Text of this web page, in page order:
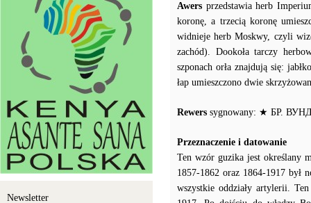
Newsletter
Awers przedstawia herb
koronę, a trzecią koronę
widnieje herb Moskwy, czyli
zachód). Dookoła tarczy
szponach orła znajdują się:
łap umieszczono dwie
Rewers sygnowany: ★ БР.
Przeznaczenie i datowanie
Ten wzór guzika jest określany
1857-1862 oraz 1864-1917 był
wszystkie oddziały artylerii.